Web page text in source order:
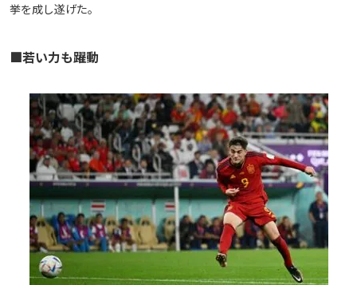
挙を成し遂げた。
■若い力も躍動